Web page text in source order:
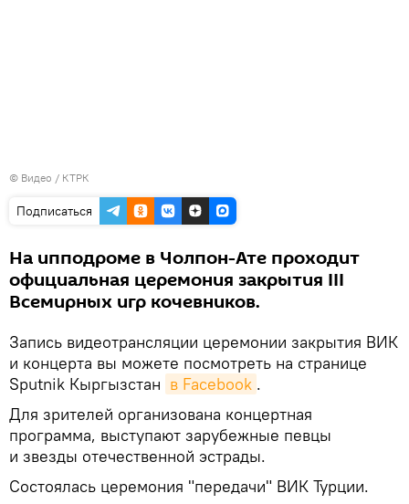
© Видео / КТРК
Подписаться
На ипподроме в Чолпон-Ате проходит
официальная церемония закрытия III
Всемирных игр кочевников.
Запись видеотрансляции церемонии закрытия ВИК
и концерта вы можете посмотреть на странице
Sputnik Кыргызстан в Facebook .
Для зрителей организована концертная
программа, выступают зарубежные певцы
и звезды отечественной эстрады.
Состоялась церемония "передачи" ВИК Турции.